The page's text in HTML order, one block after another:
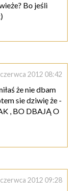
Bo jeśli
2012 08:42
że nie dbam
sie dziwię że -
, BO DBAJĄ O
2012 09:28